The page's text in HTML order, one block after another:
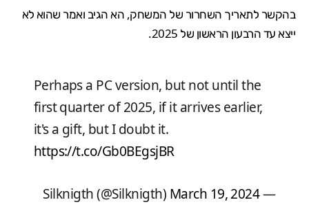
בהקשר לתאריך השחרור של המשחק, הא הגיב ואמר שהוא לא
ייצא עד הרבעון הראשון של 2025.
Perhaps a PC version, but not until the
first quarter of 2025, if it arrives earlier,
it's a gift, but I doubt it.
https://t.co/Gb0BEgsjBR
— Silknigth (@Silknigth)
March 19, 2024